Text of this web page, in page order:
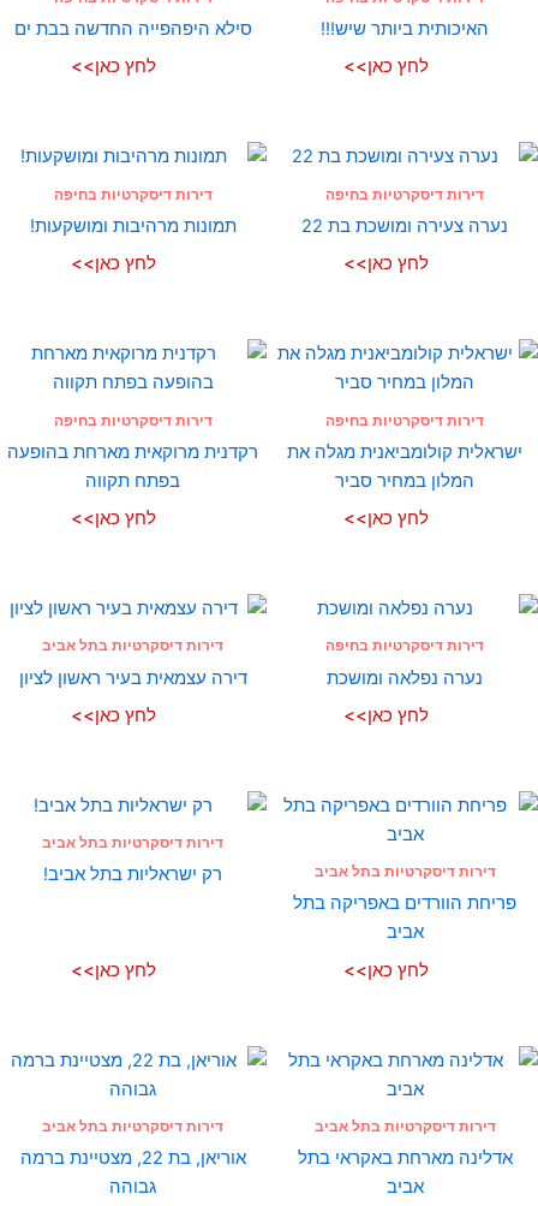
האיכותית ביותר שיש!!!
לחץ כאן>>
סילא היפהפייה החדשה בבת ים
לחץ כאן>>
דירות דיסקרטיות בחיפה
נערה צעירה ומושכת בת 22
לחץ כאן>>
דירות דיסקרטיות בחיפה
תמונות מרהיבות ומושקעות!
לחץ כאן>>
דירות דיסקרטיות בחיפה
ישראלית קולומביאנית מגלה את
המלון במחיר סביר
לחץ כאן>>
דירות דיסקרטיות בחיפה
רקדנית מרוקאית מארחת בהופעה
בפתח תקווה
לחץ כאן>>
דירות דיסקרטיות בחיפה
נערה נפלאה ומושכת
לחץ כאן>>
דירות דיסקרטיות בתל אביב
דירה עצמאית בעיר ראשון לציון
לחץ כאן>>
דירות דיסקרטיות בתל אביב
פריחת הוורדים באפריקה בתל
אביב
לחץ כאן>>
דירות דיסקרטיות בתל אביב
רק ישראליות בתל אביב!
לחץ כאן>>
דירות דיסקרטיות בתל אביב
אדלינה מארחת באקראי בתל
אביב
דירות דיסקרטיות בתל אביב
אוריאן, בת 22, מצטיינת ברמה
גבוהה